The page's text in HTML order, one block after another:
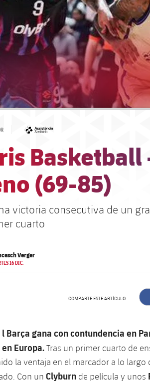
Basketball
(69-85)
victoria consecutiva de un
cuarto
Verger
16 DIC.
COMPARTE ESTE ARTÍCULO
l Barça gana con contundencia en
en Europa.Tras un primer cuarto de
la ventaja en el marcador a lo
Con un Clyburn de película y unos